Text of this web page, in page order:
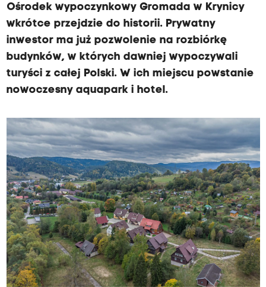
Ośrodek wypoczynkowy Gromada w Krynicy
wkrótce przejdzie do historii. Prywatny
inwestor ma już pozwolenie na rozbiórkę
budynków, w których dawniej wypoczywali
turyści z całej Polski. W ich miejscu powstanie
nowoczesny aquapark i hotel.